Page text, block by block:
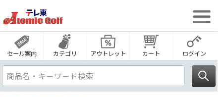
セール案内 カテゴリ アウトレット カート ログイン